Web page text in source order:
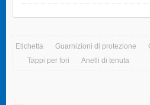
Etichetta Guarnizioni di protezione
Tappi per fori
Anelli di tenuta